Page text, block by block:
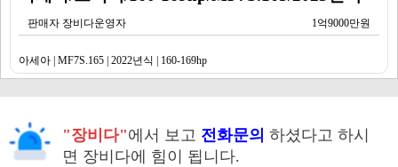
판매자 장비다운영자 1억9000만원
아세아 | MF7S.165 | 2022년식 | 160-169hp
"장비다"에서 보고 전화문의 하셨다고 하시
면 장비다에 힘이 됩니다.